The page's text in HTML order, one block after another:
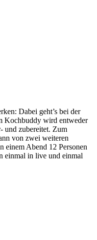
Dabei geht’s bei der
Kochbuddy wird entweder
und zubereitet. Zum
von zwei weiteren
einem Abend 12 Personen
einmal in live und einmal